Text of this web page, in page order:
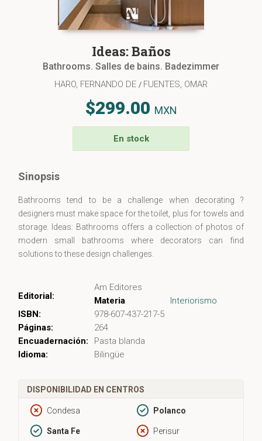
Ideas: Baños
Bathrooms. Salles de bains. Badezimmer
HARO, FERNANDO DE / FUENTES, OMAR
$299.00 MXN
En stock
Sinopsis
Bathrooms tend to be a challenge when decorating ?
designers must make space for the toilet, plus for towels and
storage. Ideas: Bathrooms offers a collection of photos of
modern small bathrooms where decorators can find
solutions to these design challenges.
Editorial:
Am Editores
Materia
Interiorismo
ISBN:
978-607-437-217-5
Páginas:
264
Encuadernación:
Pasta blanda
Idioma:
Bilingüe
DISPONIBILIDAD EN CENTROS
Condesa Polanco
Santa Fe Perisur